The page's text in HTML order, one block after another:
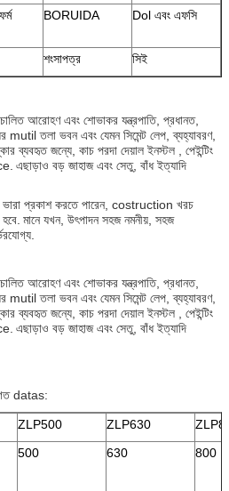
BORUIDA Dol এবং এফসি
শংসাপত্র সিই
আরোহণ এবং শোভাকর যন্ত্রপাতি, প্রধানত,
mutil তলা ভবন এবং যেমন সিমেন্ট লেপ, ব্যহ্যাবরণ,
ব্যবহৃত জন্যে, কাচ পরদা দেয়াল ইনস্টল , পেইন্টিং
এছাড়াও বড় জাহাজ এবং সেতু, বাঁধ ইত্যাদি
ভারা প্রকাশ করতে পারেন, costruction খরচ
মানে যখন, উৎপাদন সহজ নমনীয়, সহজ
আরোহণ এবং শোভাকর যন্ত্রপাতি, প্রধানত,
mutil তলা ভবন এবং যেমন সিমেন্ট লেপ, ব্যহ্যাবরণ,
ব্যবহৃত জন্যে, কাচ পরদা দেয়াল ইনস্টল , পেইন্টিং
এছাড়াও বড় জাহাজ এবং সেতু, বাঁধ ইত্যাদি
datas:
ZLP500 ZLP630
500 630 800